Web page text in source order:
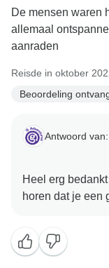
De mensen waren
allemaal
aanraden
Reisde in oktober
Beoordeling
Antwoord van:
Heel erg